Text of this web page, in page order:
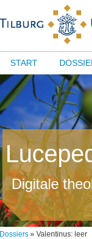
START
Digitale
Dossiers » Valentinus: leer